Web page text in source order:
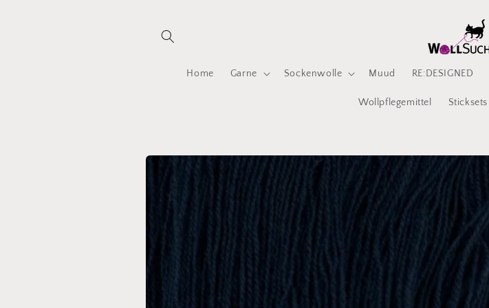
Home Garne Sockenwolle Muud RE:DESIGNED
Wollpflegemittel Sticksets
Zu